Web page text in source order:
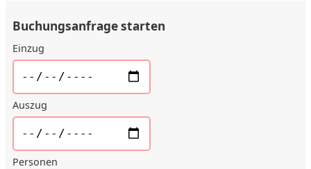
Buchungsanfrage starten
Einzug
Auszug
Personen